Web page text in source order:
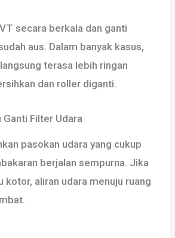
secara berkala dan ganti
aus. Dalam banyak kasus,
terasa lebih ringan
dan roller diganti.
Filter Udara
pasokan udara yang cukup
berjalan sempurna. Jika
kotor, aliran udara menuju ruang